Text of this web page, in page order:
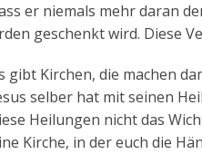
er niemals mehr daran
geschenkt wird. Diese
gibt Kirchen, die machen
selber hat mit seinen
Heilungen nicht das
Kirche, in der euch die